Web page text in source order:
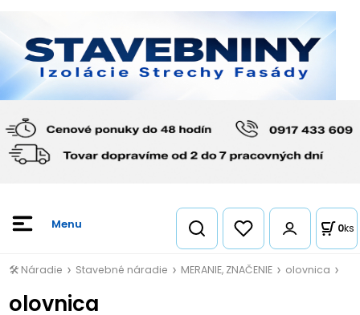
0ks
🛠️ Náradie Stavebné náradie MERANIE, ZNAČENIE olovnica
olovnica